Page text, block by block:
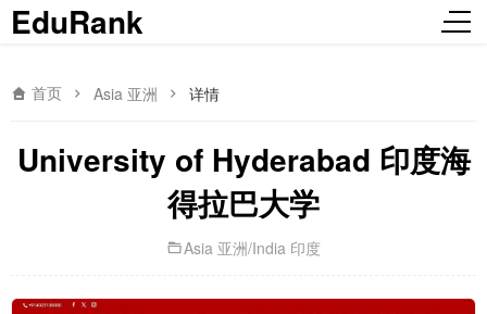
EduRank
首页 Asia 亚洲 详情
University of Hyderabad 印度海
得拉巴大学
Asia 亚洲/India 印度